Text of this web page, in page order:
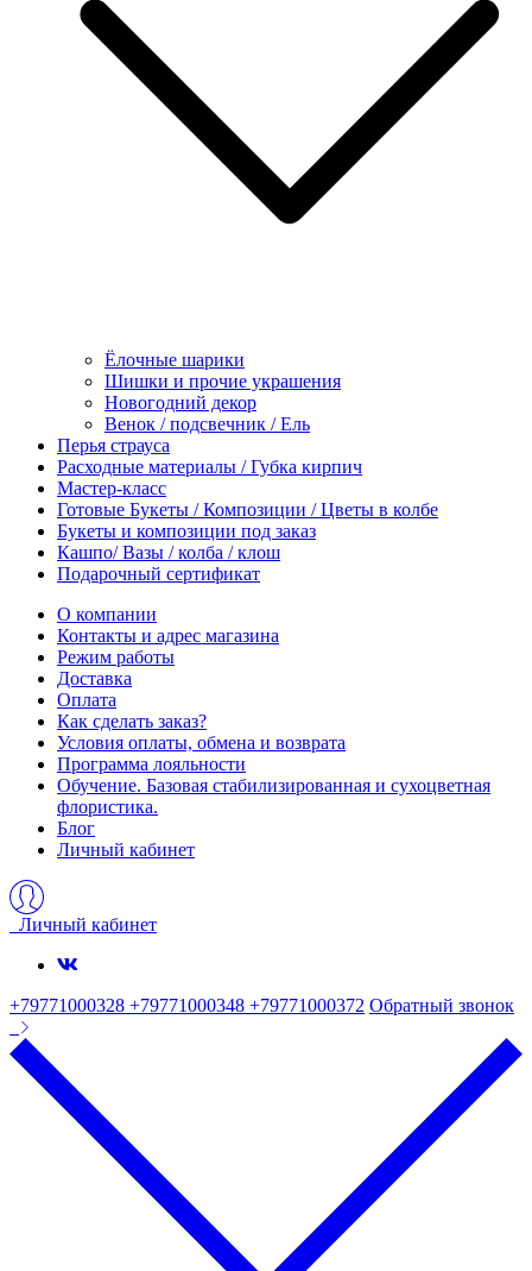
Ёлочные шарики
Шишки и прочие украшения
Новогодний декор
Венок / подсвечник / Ель
Перья страуса
Расходные материалы / Губка кирпич
Мастер-класс
Готовые Букеты / Композиции / Цветы в колбе
Букеты и композиции под заказ
Кашпо/ Вазы / колба / клош
Подарочный сертификат
О компании
Контакты и адрес магазина
Режим работы
Доставка
Оплата
Как сделать заказ?
Условия оплаты, обмена и возврата
Программа лояльности
Обучение. Базовая стабилизированная и сухоцветная
флористика.
Блог
Личный кабинет
Личный кабинет
+79771000328 +79771000348 +79771000372 Обратный звонок